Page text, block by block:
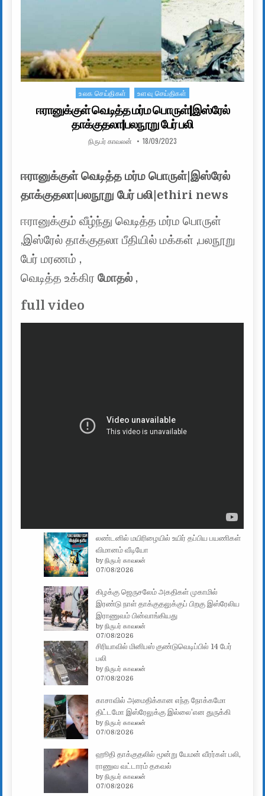
Posted in
உலக செய்திகள் உளவு செய்திகள்
ஈரானுக்குள் வெடித்த மர்ம பொருள்|இஸ்ரேல்
தாக்குதலா|பலநூறு பேர் பலி
AUTHOR:
நிருபர் காவலன் PUBLISHED DATE:
18/09/2023
ஈரானுக்குள் வெடித்த மர்ம பொருள்|இஸ்ரேல்
தாக்குதலா|பலநூறு பேர் பலி|ethiri news
ஈரானுக்கும் வீழ்ந்து வெடித்த மர்ம பொருள்
,இஸ்ரேல் தாக்குதலா பீதியில் மக்கள் ,பலநூறு
பேர் மரணம் ,
வெடித்த உக்கிரமோதல் ,
full video
லண்டனில் மயிரிழையில் உயிர் தப்பிய பயணிகள்
விமானம் வீடியோ
by நிருபர் காவலன்
07/08/2026
கிழக்கு ஜெருசலேம் அகதிகள் முகாமில்
இரண்டு நாள் தாக்குதலுக்குப் பிறகு இஸ்ரேலிய
இராணுவம் பின்வாங்கியது
by நிருபர் காவலன்
07/08/2026
சிரியாவில் மினிபஸ் குண்டுவெடிப்பில் 14 பேர்
பலி
by நிருபர் காவலன்
07/08/2026
காசாவில் அமைதிக்கான எந்த நோக்கமோ
திட்டமோ இஸ்ரேலுக்கு இல்லை’என துருக்கி
by நிருபர் காவலன்
07/08/2026
ஹூதி தாக்குதலில் மூன்று யேமன் வீரர்கள் பலி,
ராணுவ வட்டாரம் தகவல்
by நிருபர் காவலன்
07/08/2026